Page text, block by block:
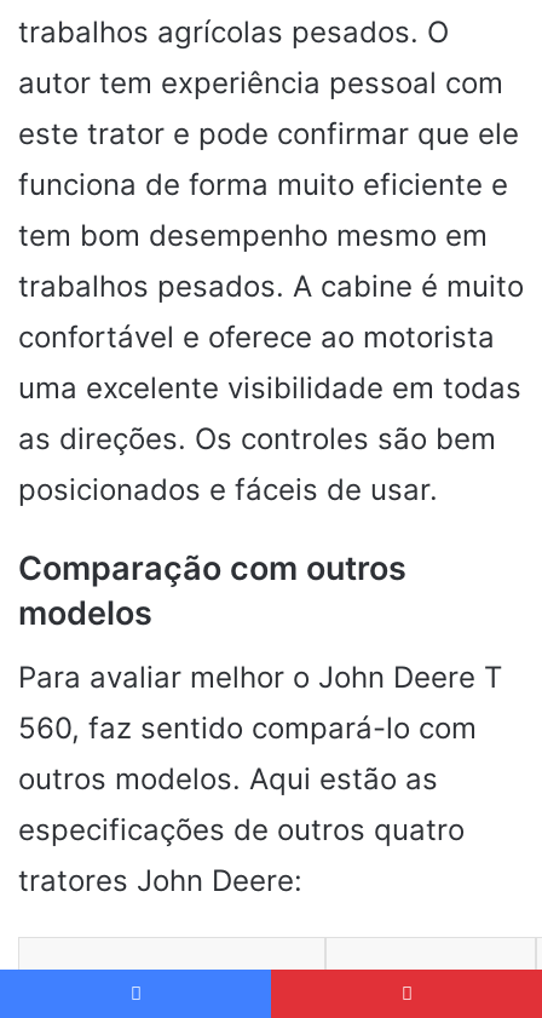
trabalhos agrícolas pesados. O
autor tem experiência pessoal com
este trator e pode confirmar que ele
funciona de forma muito eficiente e
tem bom desempenho mesmo em
trabalhos pesados. A cabine é muito
confortável e oferece ao motorista
uma excelente visibilidade em todas
as direções. Os controles são bem
posicionados e fáceis de usar.
Comparação com outros
modelos
Para avaliar melhor o John Deere T
560, faz sentido compará-lo com
outros modelos. Aqui estão as
especificações de outros quatro
tratores John Deere:
CARACTERÍSTICAS
JOHN